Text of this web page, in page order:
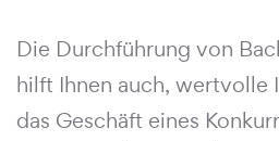
Die Durchführung von
hilft Ihnen auch, wertvolle
das Geschäft eines